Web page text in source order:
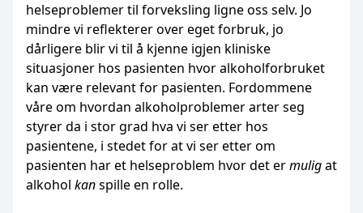
helseproblemer til forveksling ligne oss selv. Jo
mindre vi reflekterer over eget forbruk, jo
dårligere blir vi til å kjenne igjen kliniske
situasjoner hos pasienten hvor alkoholforbruket
kan være relevant for pasienten. Fordommene
våre om hvordan alkoholproblemer arter seg
styrer da i stor grad hva vi ser etter hos
pasientene, i stedet for at vi ser etter om
pasienten har et helseproblem hvor det ermuligat
alkohol kanspille en rolle.